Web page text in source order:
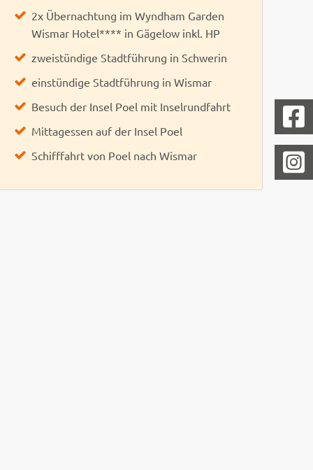
Vollmert
BUS
2x Übernachtung im Wyndham Garden
Wismar Hotel**** in Gägelow inkl. HP
zweistündige Stadtführung in Schwerin
einstündige Stadtführung in Wismar
Besuch der Insel Poel mit Inselrundfahrt
Mittagessen auf der Insel Poel
Schifffahrt von Poel nach Wismar